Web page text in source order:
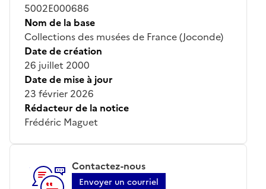
5002E000686
Nom de la base
Collections des musées de France (Joconde)
Date de création
26 juillet 2000
Date de mise à jour
23 février 2026
Rédacteur de la notice
Frédéric Maguet
Contactez-nous
Envoyer un courriel